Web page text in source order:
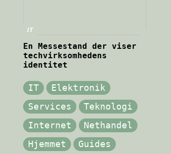
IT
En Messestand der viser
techvirksomhedens
identitet
IT
Elektronik
Services
Teknologi
Internet
Nethandel
Hjemmet
Guides